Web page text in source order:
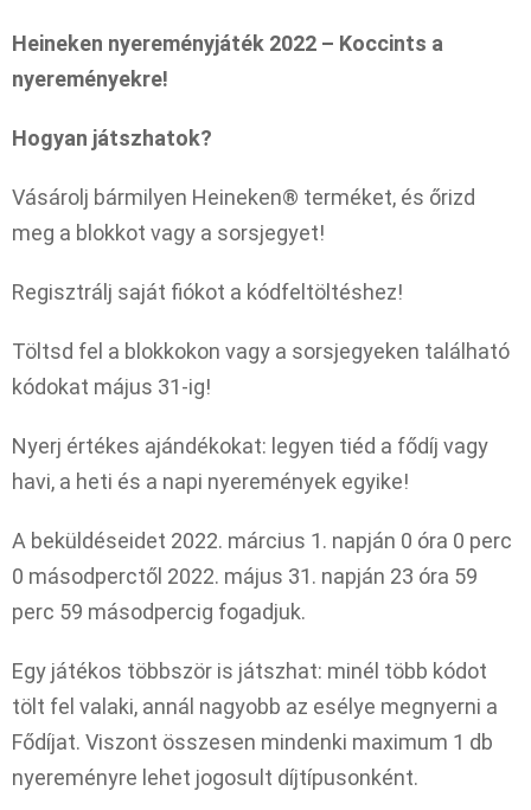
Heineken nyereményjáték 2022 – Koccints a
nyereményekre!
Hogyan játszhatok?
Vásárolj bármilyen Heineken® terméket, és őrizd
meg a blokkot vagy a sorsjegyet!
Regisztrálj saját fiókot a kódfeltöltéshez!
Töltsd fel a blokkokon vagy a sorsjegyeken található
kódokat május 31-ig!
Nyerj értékes ajándékokat: legyen tiéd a fődíj vagy
havi, a heti és a napi nyeremények egyike!
A beküldéseidet 2022. március 1. napján 0 óra 0 perc
0 másodperctől 2022. május 31. napján 23 óra 59
perc 59 másodpercig fogadjuk.
Egy játékos többször is játszhat: minél több kódot
tölt fel valaki, annál nagyobb az esélye megnyerni a
Fődíjat. Viszont összesen mindenki maximum 1 db
nyereményre lehet jogosult díjtípusonként.